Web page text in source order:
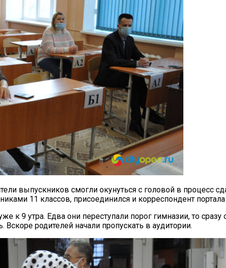
выпускников смогли окунуться с головой в процесс
11 классов, присоединился и корреспондент портала
к 9 утра. Едва они переступали порог гимназии, то
родителей начали пропускать в аудитории.